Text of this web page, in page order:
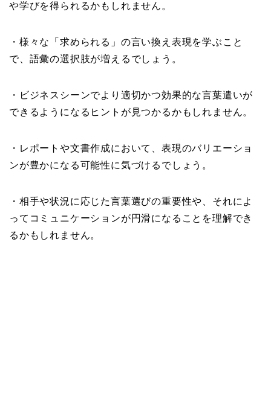
や学びを得られるかもしれません。
・様々な「求められる」の言い換え表現を学ぶこと
で、語彙の選択肢が増えるでしょう。
・ビジネスシーンでより適切かつ効果的な言葉遣いが
できるようになるヒントが見つかるかもしれません。
・レポートや文書作成において、表現のバリエーショ
ンが豊かになる可能性に気づけるでしょう。
・相手や状況に応じた言葉選びの重要性や、それによ
ってコミュニケーションが円滑になることを理解でき
るかもしれません。